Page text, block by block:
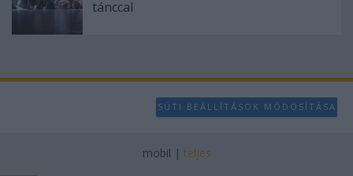
tánccal
SÜTI BEÁLLÍTÁSOK MÓDOSÍTÁSA
mobil | teljes